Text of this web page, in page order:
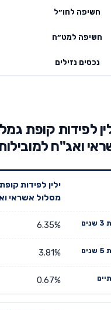
חשיפה לחו״ל
חשיפה למט״ח
נכסים נזילים
לפידות קופת
ואג"ח
שנתית 3
תשואהילין לפידות
מסלול אשראי
6.35%
3.81%
0.67%